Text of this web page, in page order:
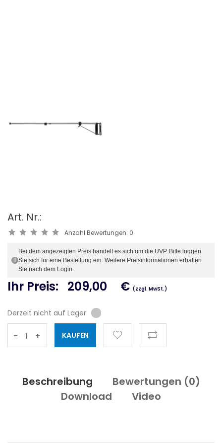
Art. Nr.:
Anzahl Bewertungen: 0
i
Bei dem angezeigten Preis handelt es sich um die UVP. Bitte loggen
Sie sich für eine Bestellung ein. Weitere Preisinformationen erhalten
Sie nach dem Login.
Ihr Preis: 209,00 € (zzgl. MwSt.)
Derzeit nicht auf Lager
- +
Beschreibung Bewertungen (0)
Download
Video